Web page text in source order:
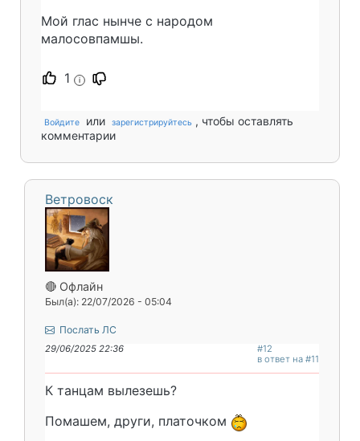
Мой глас нынче с народом
малосовпамшы.
1 i
Войдите или зарегистрируйтесь , чтобы оставлять
комментарии
Ветровоск
🔴 Офлайн
Был(а): 22/07/2026 - 05:04
Послать ЛС
29/06/2025 22:36
#12
в ответ на #11
К танцам вылезешь?
Помашем, други, платочком